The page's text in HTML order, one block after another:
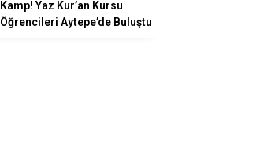
Kamp! Yaz Kur’an Kursu
Öğrencileri Aytepe’de Buluştu